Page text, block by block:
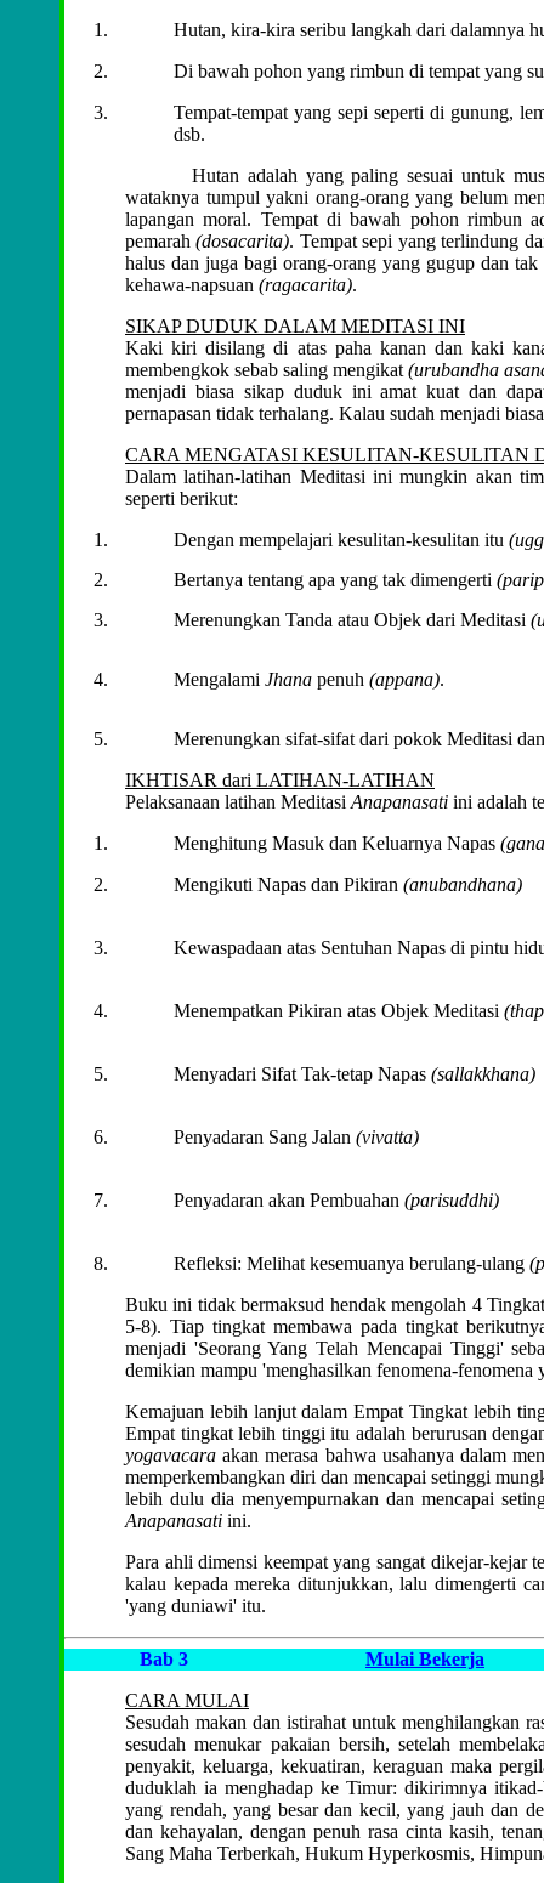
Hutan, kira-kira seribu langkah dari dalamnya
Di bawah pohon yang rimbun di tempat yang
Tempat-tempat yang sepi seperti di gunung,
dsb.
Hutan adalah yang paling sesuai untuk musim
wataknya tumpul yakni orang-orang yang belum
lapangan moral. Tempat di bawah pohon rimbun
pemarah(dosacarita). Tempat sepi yang terlindung
halus dan juga bagi orang-orang yang gugup dan
kehawa-napsuan (ragacarita).
SIKAP DUDUK DALAM MEDITASI INI
Kaki kiri disilang di atas paha kanan dan kaki
membengkok sebab saling mengikat(urubandha
menjadi biasa sikap duduk ini amat kuat dan
pernapasan tidak terhalang. Kalau sudah menjadi
CARA MENGATASI KESULITAN-KESULITAN
Dalam latihan-latihan Meditasi ini mungkin akan
seperti berikut:
Dengan mempelajari kesulitan-kesulitan itu
Bertanya tentang apa yang tak dimengerti
Merenungkan Tanda atau Objek dari Meditasi
Mengalami Jhana penuh (appana).
Merenungkan sifat-sifat dari pokok Meditasi
IKHTISAR dari LATIHAN-LATIHAN
Pelaksanaan latihan Meditasi Anapanasati ini adalah
Menghitung Masuk dan Keluarnya Napas
Mengikuti Napas dan Pikiran (anubandhana)
Kewaspadaan atas Sentuhan Napas di pintu
Menempatkan Pikiran atas Objek Meditasi
Menyadari Sifat Tak-tetap Napas (sallakkhana)
Penyadaran Sang Jalan (vivatta)
Penyadaran akan Pembuahan (parisuddhi)
Refleksi: Melihat kesemuanya berulang-ulang
Buku ini tidak bermaksud hendak mengolah 4
5-8). Tiap tingkat membawa pada tingkat
menjadi 'Seorang Yang Telah Mencapai Tinggi'
demikian mampu 'menghasilkan fenomena-
Kemajuan lebih lanjut dalam Empat Tingkat lebih
Empat tingkat lebih tinggi itu adalah berurusan
yogavacara akan merasa bahwa usahanya dalam
memperkembangkan diri dan mencapai setinggi
lebih dulu dia menyempurnakan dan mencapai
Anapanasati ini.
Para ahli dimensi keempat yang sangat dikejar-kejar
kalau kepada mereka ditunjukkan, lalu dimengerti
'yang duniawi' itu.
Bab 3
Mulai Bekerja
CARA MULAI
Sesudah makan dan istirahat untuk menghilangkan
sesudah menukar pakaian bersih, setelah
penyakit, keluarga, kekuatiran, keraguan maka
duduklah ia menghadap ke Timur: dikirimnya
yang rendah, yang besar dan kecil, yang jauh dan
dan kehayalan, dengan penuh rasa cinta kasih,
Sang Maha Terberkah, Hukum Hyperkosmis,